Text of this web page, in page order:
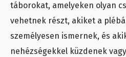
táborokat, amelyeken olyan
vehetnek részt, akiket a
személyesen ismernek, és
nehézségekkel küzdenek